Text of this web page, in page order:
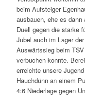
beim Aufsteiger
ausbauen, ehe es
Duell gegen die starke
Jubel auch im Lager
Auswärtssieg beim
verbuchen konnte.
erreichte unsere
Hauchdünn an einem
4:6 Niederlage gegen